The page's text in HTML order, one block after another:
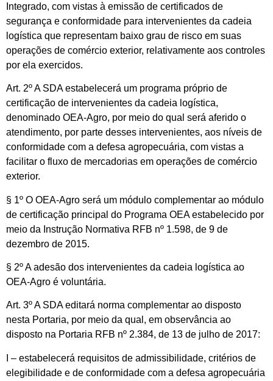
Integrado, com vistas à emissão de certificados de
segurança e conformidade para intervenientes da cadeia
logística que representam baixo grau de risco em suas
operações de comércio exterior, relativamente aos controles
por ela exercidos.
Art. 2º A SDA estabelecerá um programa próprio de
certificação de intervenientes da cadeia logística,
denominado OEA-Agro, por meio do qual será aferido o
atendimento, por parte desses intervenientes, aos níveis de
conformidade com a defesa agropecuária, com vistas a
facilitar o fluxo de mercadorias em operações de comércio
exterior.
§ 1º O OEA-Agro será um módulo complementar ao módulo
de certificação principal do Programa OEA estabelecido por
meio da Instrução Normativa RFB nº 1.598, de 9 de
dezembro de 2015.
§ 2º A adesão dos intervenientes da cadeia logística ao
OEA-Agro é voluntária.
Art. 3º A SDA editará norma complementar ao disposto
nesta Portaria, por meio da qual, em observância ao
disposto na Portaria RFB nº 2.384, de 13 de julho de 2017:
I – estabelecerá requisitos de admissibilidade, critérios de
elegibilidade e de conformidade com a defesa agropecuária